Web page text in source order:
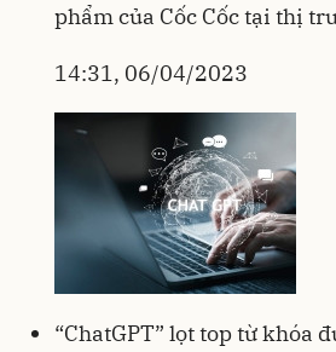
phẩm của Cốc Cốc tại thị
14:31, 06/04/2023
“ChatGPT” lọt top từ khóa